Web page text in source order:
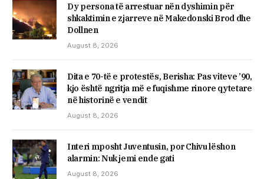
Dy persona të arrestuar nën dyshimin për
shkaktimin e zjarreve në Makedonski Brod dhe
Dollnen
August 8, 2026
Dita e 70-të e protestës, Berisha: Pas viteve ’90,
kjo është ngritja më e fuqishme rinore qytetare
në historinë e vendit
August 8, 2026
Interi mposht Juventusin, por Chivu lëshon
alarmin: Nuk jemi ende gati
August 8, 2026